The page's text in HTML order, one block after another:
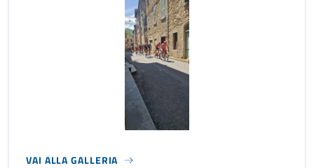
VAI ALLA GALLERIA